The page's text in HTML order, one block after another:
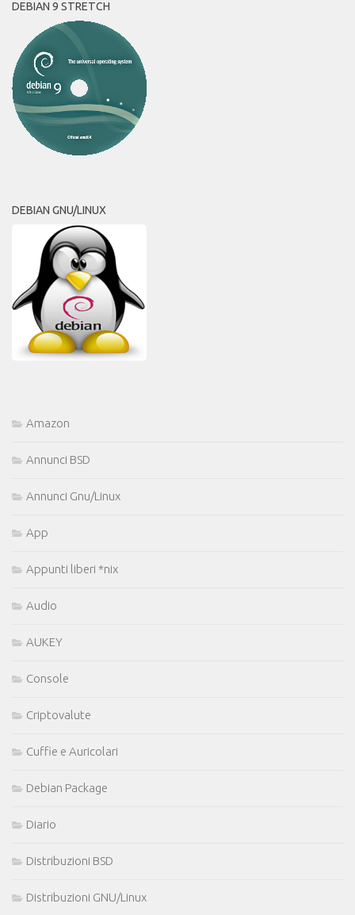
DEBIAN 9 STRETCH
DEBIAN GNU/LINUX
Amazon
Annunci BSD
Annunci Gnu/Linux
App
Appunti liberi *nix
Audio
AUKEY
Console
Criptovalute
Cuffie e Auricolari
Debian Package
Diario
Distribuzioni BSD
Distribuzioni GNU/Linux